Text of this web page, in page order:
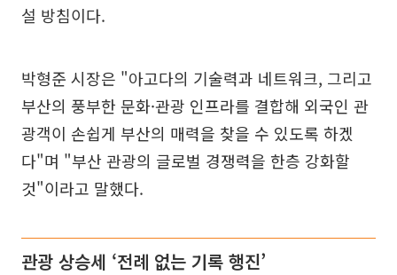
설 방침이다.
박형준 시장은 "아고다의 기술력과 네트워크, 그리고
부산의 풍부한 문화·관광 인프라를 결합해 외국인 관
광객이 손쉽게 부산의 매력을 찾을 수 있도록 하겠
다"며 "부산 관광의 글로벌 경쟁력을 한층 강화할
것"이라고 말했다.
관광 상승세 ‘전례 없는 기록 행진’